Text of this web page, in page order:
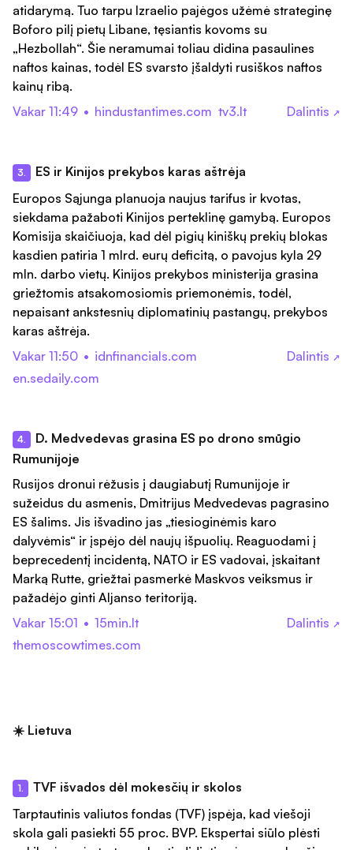
atidarymą. Tuo tarpu Izraelio pajėgos užėmė strateginę
Boforo pilį pietų Libane, tęsiantis kovoms su
„Hezbollah“. Šie neramumai toliau didina pasaulines
naftos kainas, todėl ES svarsto įšaldyti rusiškos naftos
kainų ribą.
Vakar 11:49 • hindustantimes.com tv3.lt Dalintis ↗
3.
ES ir Kinijos prekybos karas aštrėja
Europos Sąjunga planuoja naujus tarifus ir kvotas,
siekdama pažaboti Kinijos perteklinę gamybą. Europos
Komisija skaičiuoja, kad dėl pigių kiniškų prekių blokas
kasdien patiria 1 mlrd. eurų deficitą, o pavojus kyla 29
mln. darbo vietų. Kinijos prekybos ministerija grasina
griežtomis atsakomosiomis priemonėmis, todėl,
nepaisant ankstesnių diplomatinių pastangų, prekybos
karas aštrėja.
Vakar 11:50 • idnfinancials.com
en.sedaily.com
Dalintis ↗
4.
D. Medvedevas grasina ES po drono smūgio
Rumunijoje
Rusijos dronui rėžusis į daugiabutį Rumunijoje ir
sužeidus du asmenis, Dmitrijus Medvedevas pagrasino
ES šalims. Jis išvadino jas „tiesioginėmis karo
dalyvėmis“ ir įspėjo dėl naujų išpuolių. Reaguodami į
beprecedentį incidentą, NATO ir ES vadovai, įskaitant
Marką Rutte, griežtai pasmerkė Maskvos veiksmus ir
pažadėjo ginti Aljanso teritoriją.
Vakar 15:01 • 15min.lt
themoscowtimes.com
Dalintis ↗
☀️ Lietuva
1.
TVF išvados dėl mokesčių ir skolos
Tarptautinis valiutos fondas (TVF) įspėja, kad viešoji
skola gali pasiekti 55 proc. BVP. Ekspertai siūlo plėsti